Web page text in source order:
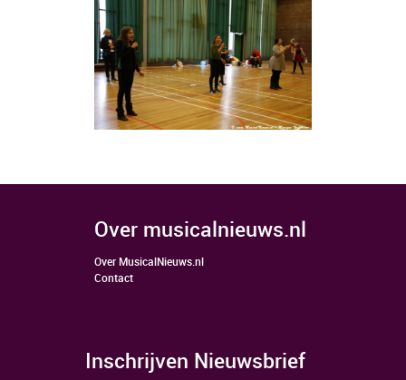
over musicalnieuws.nl
Over MusicalNieuws.nl
Contact
Inschrijven Nieuwsbrief